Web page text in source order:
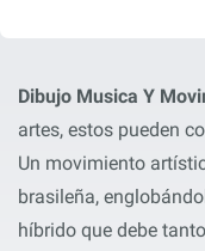
Dibujo Musica Y
artes, estos pueden
Un movimiento
brasileña,
híbrido que debe